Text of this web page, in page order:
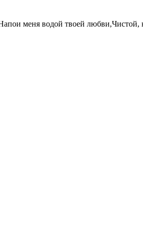
меня водой твоей любви,Чистой,